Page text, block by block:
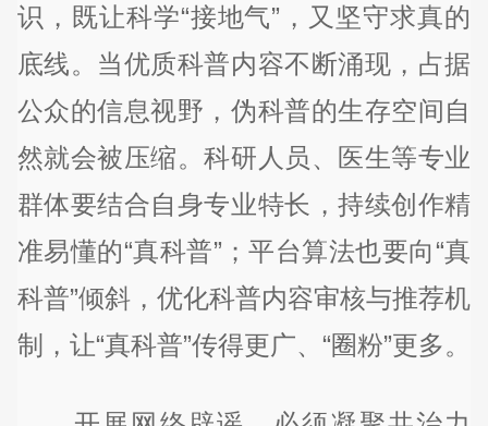
识，既让科学“接地气”，又坚守求真的
底线。当优质科普内容不断涌现，占据
公众的信息视野，伪科普的生存空间自
然就会被压缩。科研人员、医生等专业
群体要结合自身专业特长，持续创作精
准易懂的“真科普”；平台算法也要向“真
科普”倾斜，优化科普内容审核与推荐机
制，让“真科普”传得更广、“圈粉”更多。